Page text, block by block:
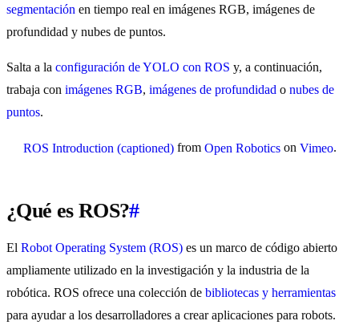
segmentación en tiempo real en imágenes RGB, imágenes de
profundidad y nubes de puntos.
Salta a la configuración de YOLO con ROS y, a continuación,
trabaja con imágenes RGB, imágenes de profundidad o nubes de
puntos.
ROS Introduction (captioned)from Open Roboticson Vimeo.
¿Qué es ROS?#
El Robot Operating System (ROS) es un marco de código abierto
ampliamente utilizado en la investigación y la industria de la
robótica. ROS ofrece una colección de bibliotecas y herramientas
para ayudar a los desarrolladores a crear aplicaciones para robots.